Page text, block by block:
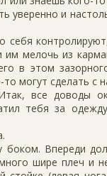
уверенно и
им мелочь из
в этом
могут сделать с
все доводы
тебя за
Впереди
шире плеч и